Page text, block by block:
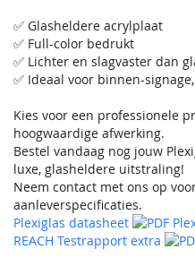
✅ Glasheldere acrylplaat
✅ Full-color bedrukt
✅ Lichter en slagvaster dan
✅ Ideaal voor binnen-
Kies voor een professionele
hoogwaardige afwerking.
Bestel vandaag nog jouw
luxe, glasheldere uitstraling!
Neem contact met ons op
aanleverspecificaties.
Plexiglas datasheet
REACH Testrapport extra